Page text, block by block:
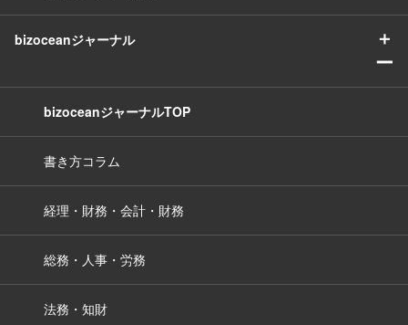
bizoceanジャーナル
＋
ー
bizoceanジャーナルTOP
書き方コラム
経理・財務・会計・財務
総務・人事・労務
法務・知財